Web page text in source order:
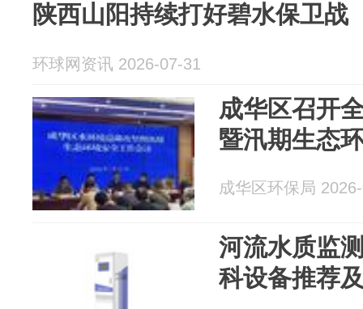
陕西山阳持续打好碧水保卫战
环球网资讯 2026-07-31
成华区召开
暨汛期生态
成华区环保局
河流水质监
科设备推荐